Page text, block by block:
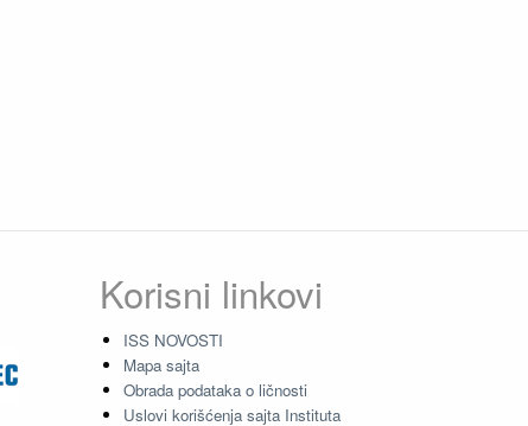
Korisni linkovi
ISS NOVOSTI
Mapa sajta
Obrada podataka o ličnosti
Uslovi korišćenja sajta Instituta